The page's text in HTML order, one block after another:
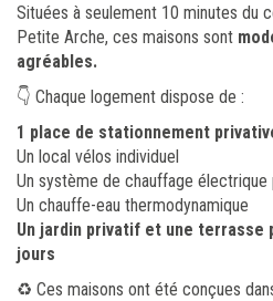
Situées à seulement 10 minutes du
Petite Arche, ces maisons sont
agréables.
👇 Chaque logement dispose de :
1 place de stationnement
Un local vélos individuel
Un système de chauffage
Un chauffe-eau thermodynamique
Un jardin privatif et une terrasse
jours
♻️ Ces maisons ont été conçues